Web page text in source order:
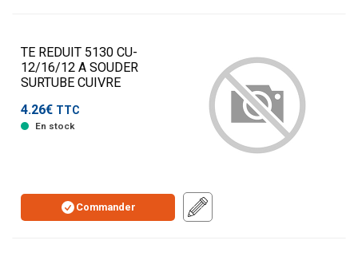
TE REDUIT 5130 CU-
12/16/12 A SOUDER
SURTUBE CUIVRE
4.26€ TTC
En stock
Commander